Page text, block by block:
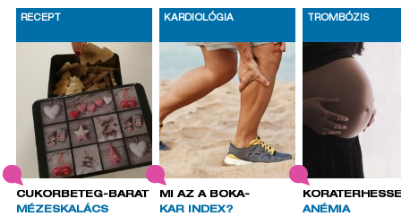
RECEPT
CUKORBETEG-BARÁT
MÉZESKALÁCS
KARDIOLÓGIA
MI AZ A BOKA-
KAR INDEX?
TROMBÓZIS
ANÉMIA